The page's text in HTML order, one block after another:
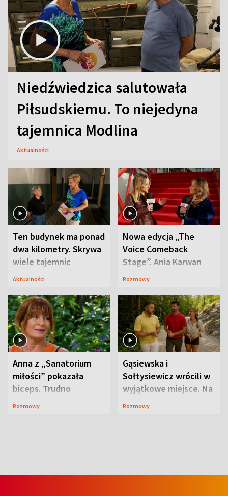
Niedźwiedzica salutowała
Piłsudskiemu. To niejedyna
tajemnica Modlina
Aktualności
Ten budynek ma ponad
dwa kilometry. Skrywa
wiele tajemnic
Aktualności
Nowa edycja „The
Voice Comeback
Stage”. Ania Karwan
zapowiada
Rozmowy
Anna z „Sanatorium
miłości” pokazała
biceps. Trudno
uwierzyć, co przeszła
Rozmowy
Gąsiewska i
Sołtysiewicz wrócili w
wyjątkowe miejsce. Na
szlaku czekał
Rozmowy